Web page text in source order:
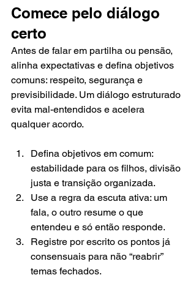
Comece pelo diálogo
certo
Antes de falar em partilha ou pensão,
alinha expectativas e defina objetivos
comuns: respeito, segurança e
previsibilidade. Um diálogo estruturado
evita mal-entendidos e acelera
qualquer acordo.
Defina objetivos em comum:
estabilidade para os filhos, divisão
justa e transição organizada.
Use a regra da escuta ativa: um
fala, o outro resume o que
entendeu e só então responde.
Registre por escrito os pontos já
consensuais para não “reabrir”
temas fechados.